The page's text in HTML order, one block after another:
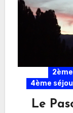
4ème
Le